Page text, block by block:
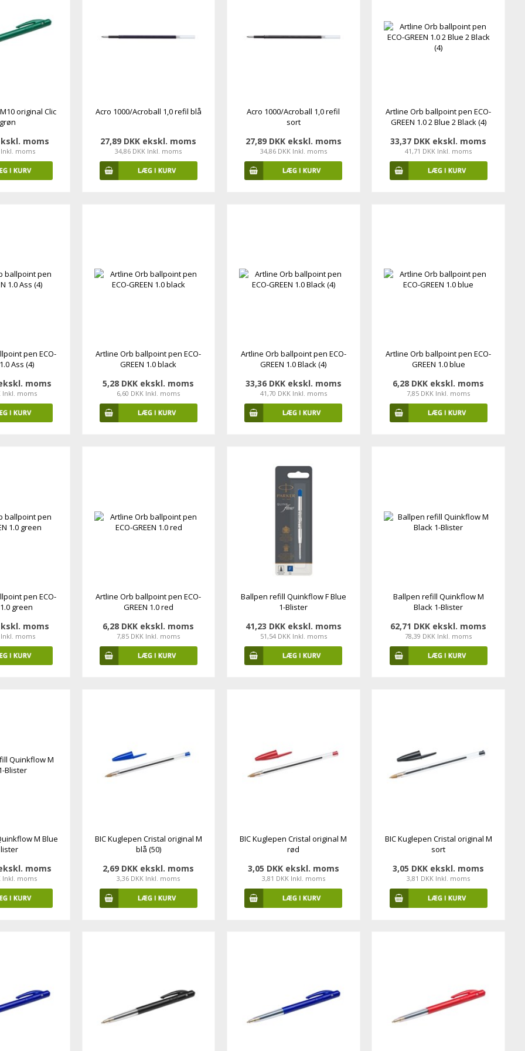
original Clic
moms
Inkl. moms
Acro 1000/Acroball 1,0 refil blå
27,89 DKK ekskl. moms
34,86 DKK Inkl. moms
Acro 1000/Acroball 1,0 refil
sort
27,89 DKK ekskl. moms
34,86 DKK Inkl. moms
Artline Orb ballpoint pen ECO-
GREEN 1.0 2 Blue 2 Black (4)
33,37 DKK ekskl. moms
41,71 DKK Inkl. moms
pen ECO-
Ass (4)
moms
Inkl. moms
Artline Orb ballpoint pen ECO-
GREEN 1.0 black
5,28 DKK ekskl. moms
6,60 DKK Inkl. moms
Artline Orb ballpoint pen ECO-
GREEN 1.0 Black (4)
33,36 DKK ekskl. moms
41,70 DKK Inkl. moms
Artline Orb ballpoint pen ECO-
GREEN 1.0 blue
6,28 DKK ekskl. moms
7,85 DKK Inkl. moms
pen ECO-
green
moms
Inkl. moms
Artline Orb ballpoint pen ECO-
GREEN 1.0 red
6,28 DKK ekskl. moms
7,85 DKK Inkl. moms
Ballpen refill Quinkflow F Blue
1-Blister
41,23 DKK ekskl. moms
51,54 DKK Inkl. moms
Ballpen refill Quinkflow M
Black 1-Blister
62,71 DKK ekskl. moms
78,39 DKK Inkl. moms
M Blue
moms
Inkl. moms
BIC Kuglepen Cristal original M
blå (50)
2,69 DKK ekskl. moms
3,36 DKK Inkl. moms
BIC Kuglepen Cristal original M
rød
3,05 DKK ekskl. moms
3,81 DKK Inkl. moms
BIC Kuglepen Cristal original M
sort
3,05 DKK ekskl. moms
3,81 DKK Inkl. moms